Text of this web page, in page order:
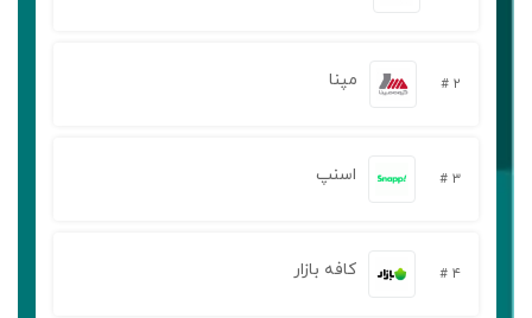
۲ # مپنا
۳ # اسنپ
۴ # کافه بازار